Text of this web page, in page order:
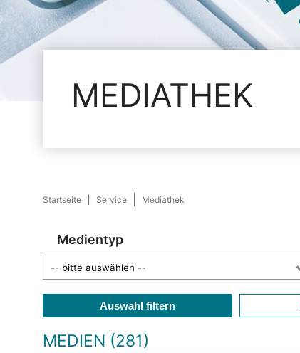
MEDIATHEK
Startseite Service Mediathek
Medientyp
Auswahl filtern
MEDIEN (281)